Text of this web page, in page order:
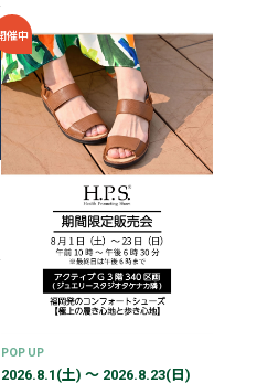
催中
POP UP
2026.8.1(土) 〜 2026.8.23(日)